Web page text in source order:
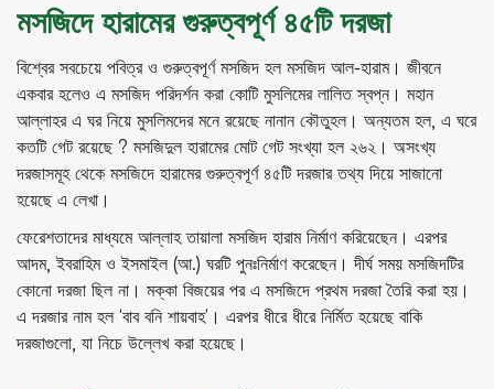
মসজিদে হারামের গুরুত্বপূর্ণ ৪৫টি দরজা
বিশ্বের সবচেয়ে পবিত্র ও গুরুত্বপূর্ণ মসজিদ হল মসজিদ আল-হারাম। জীবনে
একবার হলেও এ মসজিদ পরিদর্শন করা কোটি মুসলিমের লালিত স্বপ্ন। মহান
আল্লাহর এ ঘর নিয়ে মুসলিমদের মনে রয়েছে নানান কৌতুহল। অন্যতম হল, এ ঘরে
কতটি গেট রয়েছে ? মসজিদুল হারামের মোট গেট সংখ্যা হল ২৬২। অসংখ্য
দরজাসমূহ থেকে মসজিদে হারামের গুরুত্বপূর্ণ ৪৫টি দরজার তথ্য দিয়ে সাজানো
হয়েছে এ লেখা।
ফেরেশতাদের মাধ্যমে আল্লাহ তায়ালা মসজিদ হারাম নির্মাণ করিয়েছেন। এরপর
আদম, ইবরাহিম ও ইসমাইল (আ.) ঘরটি পুনঃনির্মাণ করেছেন। দীর্ঘ সময় মসজিদটির
কোনো দরজা ছিল না। মক্কা বিজয়ের পর এ মসজিদে প্রথম দরজা তৈরি করা হয়।
এ দরজার নাম হল ‘বাব বনি শায়বাহ’। এরপর ধীরে ধীরে নির্মিত হয়েছে বাকি
দরজাগুলো, যা নিচে উল্লেখ করা হয়েছে।